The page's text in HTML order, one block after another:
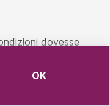
dovesse
le restanti
saranno
OK